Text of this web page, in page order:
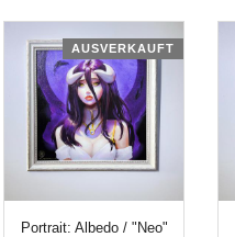
AUSVERKAUFT
Portrait: Albedo / "Neo"